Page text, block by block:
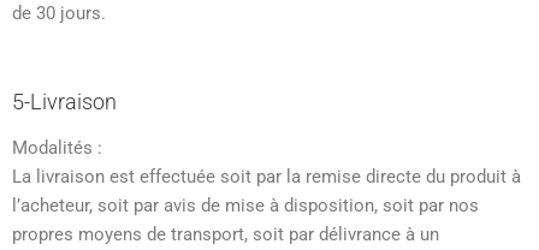
de 30 jours.
5-Livraison
Modalités :
La livraison est effectuée soit par la remise directe du produit à
l’acheteur, soit par avis de mise à disposition, soit par nos
propres moyens de transport, soit par délivrance à un